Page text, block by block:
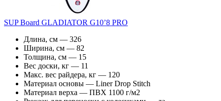
SUP Board GLADIATOR G10’8 PRO
Длина, см — 326
Ширина, см — 82
Толщина, см — 15
Вес доски, кг — 11
Макс. вес райдера, кг — 120
Материал основы — Liner Drop Stitch
Материал верха — ПВХ 1100 г/м2